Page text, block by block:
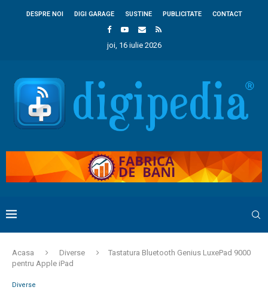
DESPRE NOI DIGI GARAGE SUSTINE PUBLICITATE CONTACT
joi, 16 iulie 2026
Acasa Diverse
Tastatura Bluetooth Genius LuxePad 9000
pentru Apple iPad
Diverse